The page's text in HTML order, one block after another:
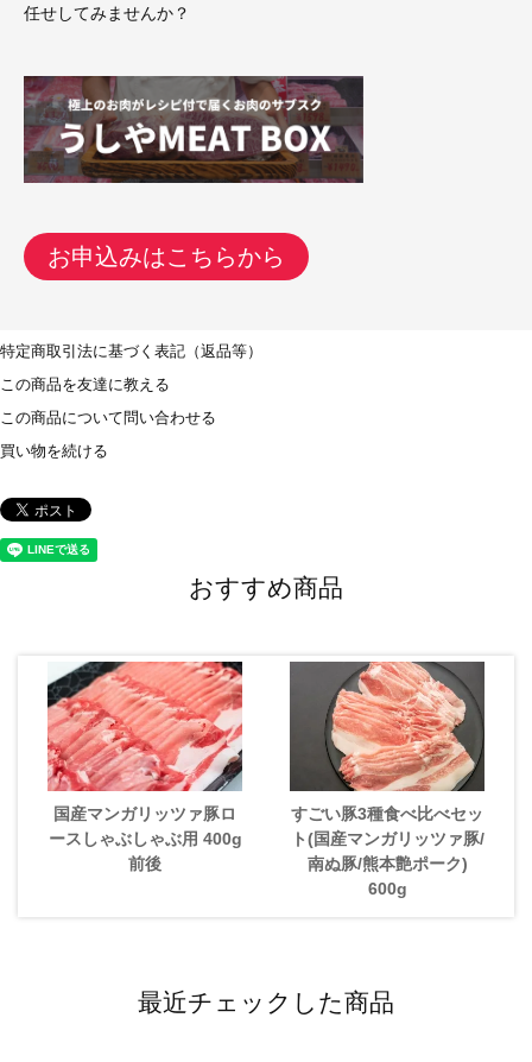
任せしてみませんか？
お申込みはこちらから
特定商取引法に基づく表記（返品等）
この商品を友達に教える
この商品について問い合わせる
買い物を続ける
おすすめ商品
国産マンガリッツァ豚ロ
ースしゃぶしゃぶ用 400g
前後
すごい豚3種食べ比べセッ
ト(国産マンガリッツァ豚/
南ぬ豚/熊本艶ポーク)
600g
最近チェックした商品